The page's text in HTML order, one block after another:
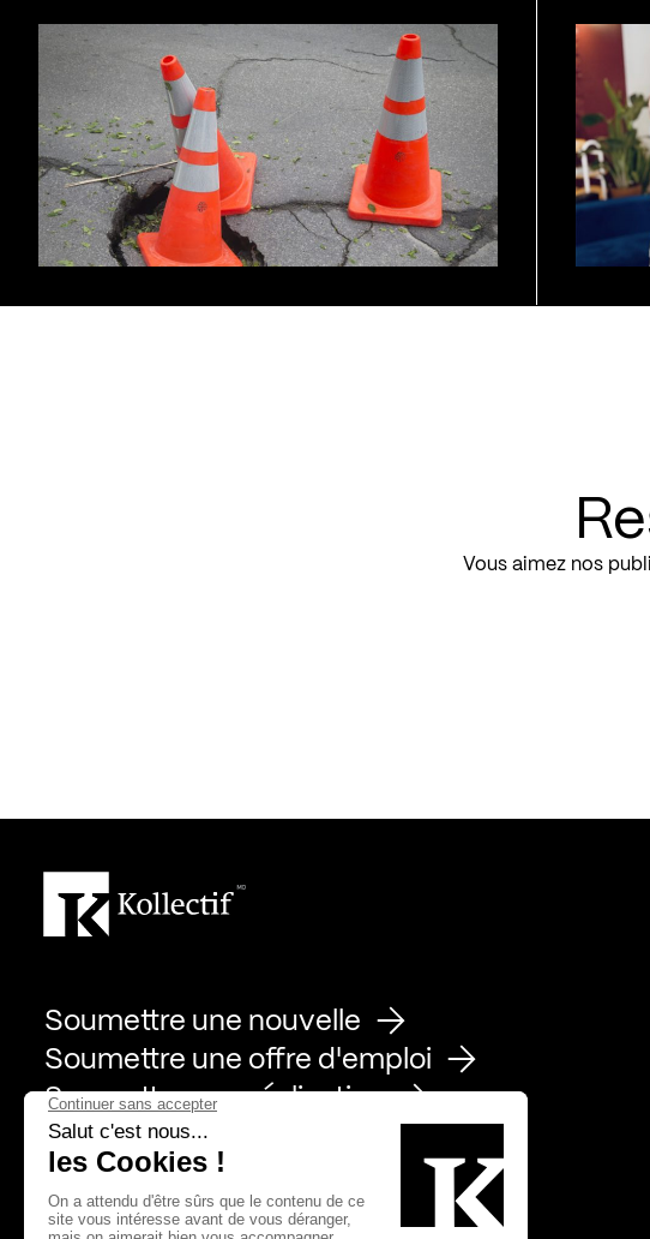
Vous aimez nos
Soumettre une nouvelle
Soumettre une offre d'emploi
Soumettre une réalisation